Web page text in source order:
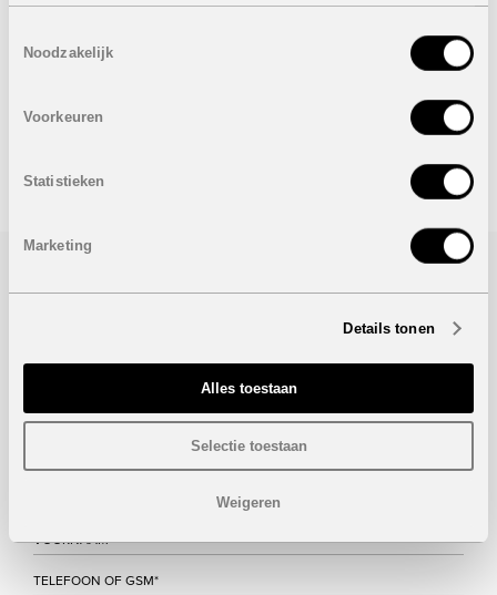
Noodzakelijk
Voorkeuren
Statistieken
Marketing
Details tonen
Alles toestaan
Selectie toestaan
Weigeren
wijnkoeler, kookvuur, dampkap...
Dakterras met mogelijkheid voor het plaatsen van een
jacuzzi
Onder voorbehoud van eventuele prijswijzigingen.
Bezoek/infoaanvraag
formulier in te vullen. Wij houden u zo snel mogelijk op de